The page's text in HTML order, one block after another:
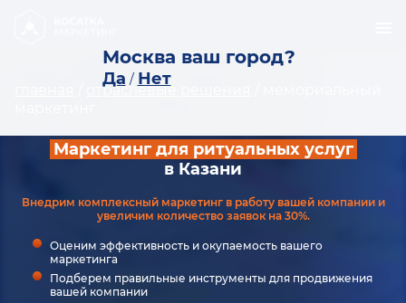
Москва ваш город?
Да / Нет
отраслевые решения
Маркетинг для ритуальных услуг
в Казани
Внедрим комплексный маркетинг в работу вашей компании и
увеличим количество заявок на 30%.
Оценим эффективность и окупаемость вашего
маркетинга
Подберем правильные инструменты для продвижения
вашей компании